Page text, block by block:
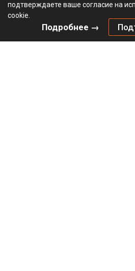
подтверждаете ваше согласие на
cookie.
Подробнее →